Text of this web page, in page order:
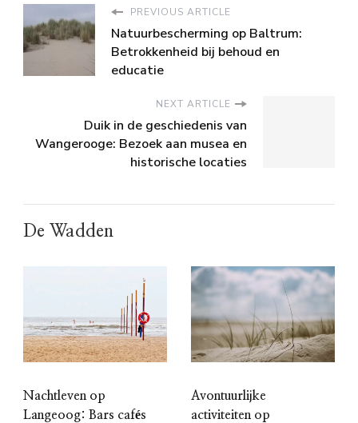
PREVIOUS ARTICLE
Natuurbescherming op Baltrum:
Betrokkenheid bij behoud en
educatie
NEXT ARTICLE
Duik in de geschiedenis van
Wangerooge: Bezoek aan musea en
historische locaties
De Wadden
Nachtleven op
Langeoog: Bars cafés
Avontuurlijke
activiteiten op